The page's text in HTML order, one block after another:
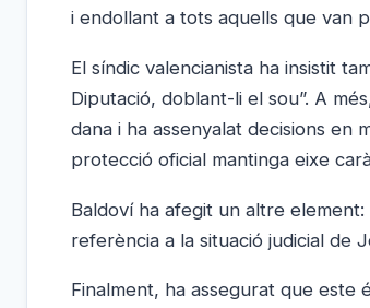
i endollant a tots aquells que van
El síndic valencianista ha insistit
Diputació, doblant-li el sou”. A
dana i ha assenyalat decisions en
protecció oficial mantinga eixe
Baldoví ha afegit un altre
referència a la situació judicial de
Finalment, ha assegurat que este